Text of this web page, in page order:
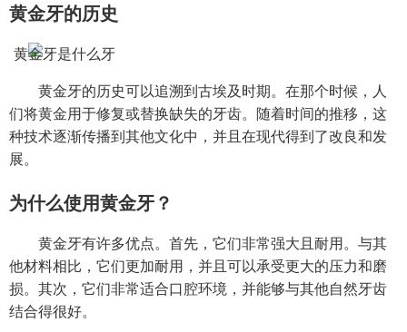
黄金牙的历史
黄金牙的历史可以追溯到古埃及时期。在那个时候，人
们将黄金用于修复或替换缺失的牙齿。随着时间的推移，这
种技术逐渐传播到其他文化中，并且在现代得到了改良和发
展。
为什么使用黄金牙？
黄金牙有许多优点。首先，它们非常强大且耐用。与其
他材料相比，它们更加耐用，并且可以承受更大的压力和磨
损。其次，它们非常适合口腔环境，并能够与其他自然牙齿
结合得很好。